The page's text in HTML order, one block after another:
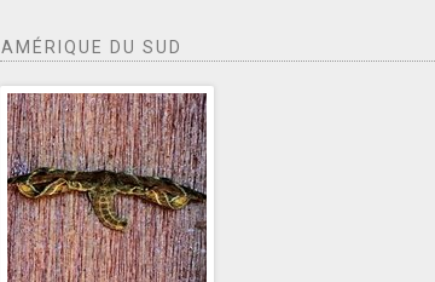
AMÉRIQUE DU SUD